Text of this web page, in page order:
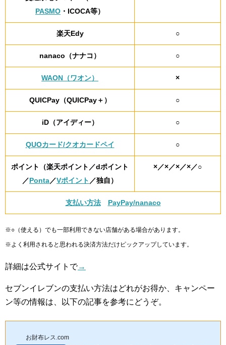
PASMO ・ICOCA等）
楽天Edy ○
nanaco（ナナコ） ○
WAON（ワオン） ×
QUICPay（QUICPay＋） ○
iD（アイディー） ○
QUOカード/クオカードペイ ○
ポイント（楽天ポイント／dポイント
／Ponta／Vポイント ／独自）
×／×／×／×／○
支払い方法 PayPay/nanaco
※○（使える）でも一部利用できない店舗がある場合があります。
※よく利用されると思われる決済方法だけピックアップしています。
詳細は公式サイトで→
セブンイレブンの支払い方法はどれがお得か、キャンペー
ン等の情報は、以下の記事を参考にどうぞ。
お財布レス.com